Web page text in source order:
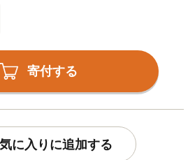
寄付する
に入りに追加する